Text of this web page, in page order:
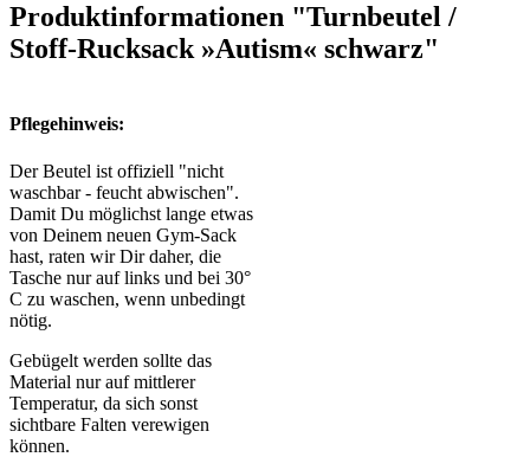
Produktinformationen "Turnbeutel /
Stoff-Rucksack »Autism« schwarz"
Pflegehinweis:
Der Beutel ist offiziell "nicht
waschbar - feucht abwischen".
Damit Du möglichst lange etwas
von Deinem neuen Gym-Sack
hast, raten wir Dir daher, die
Tasche nur auf links und bei 30°
C zu waschen, wenn unbedingt
nötig.
Gebügelt werden sollte das
Material nur auf mittlerer
Temperatur, da sich sonst
sichtbare Falten verewigen
können.